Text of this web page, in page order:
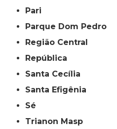
Pari
Parque Dom Pedro
Região Central
República
Santa Cecília
Santa Efigênia
Sé
Trianon Masp